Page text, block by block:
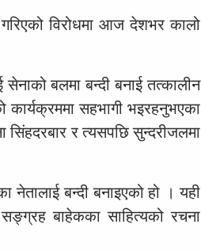
विरोधमा आज देशभर कालो
बलमा बन्दी बनाई तत्कालीन
सहभागी भइरहनुभएका
सिंहदरबार र त्यसपछि सुन्दरीजलमा
बन्दी बनाइएको हो । यही
बाहेकका साहित्यको रचना